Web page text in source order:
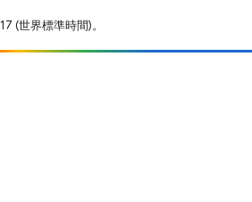
(世界標準時間)。